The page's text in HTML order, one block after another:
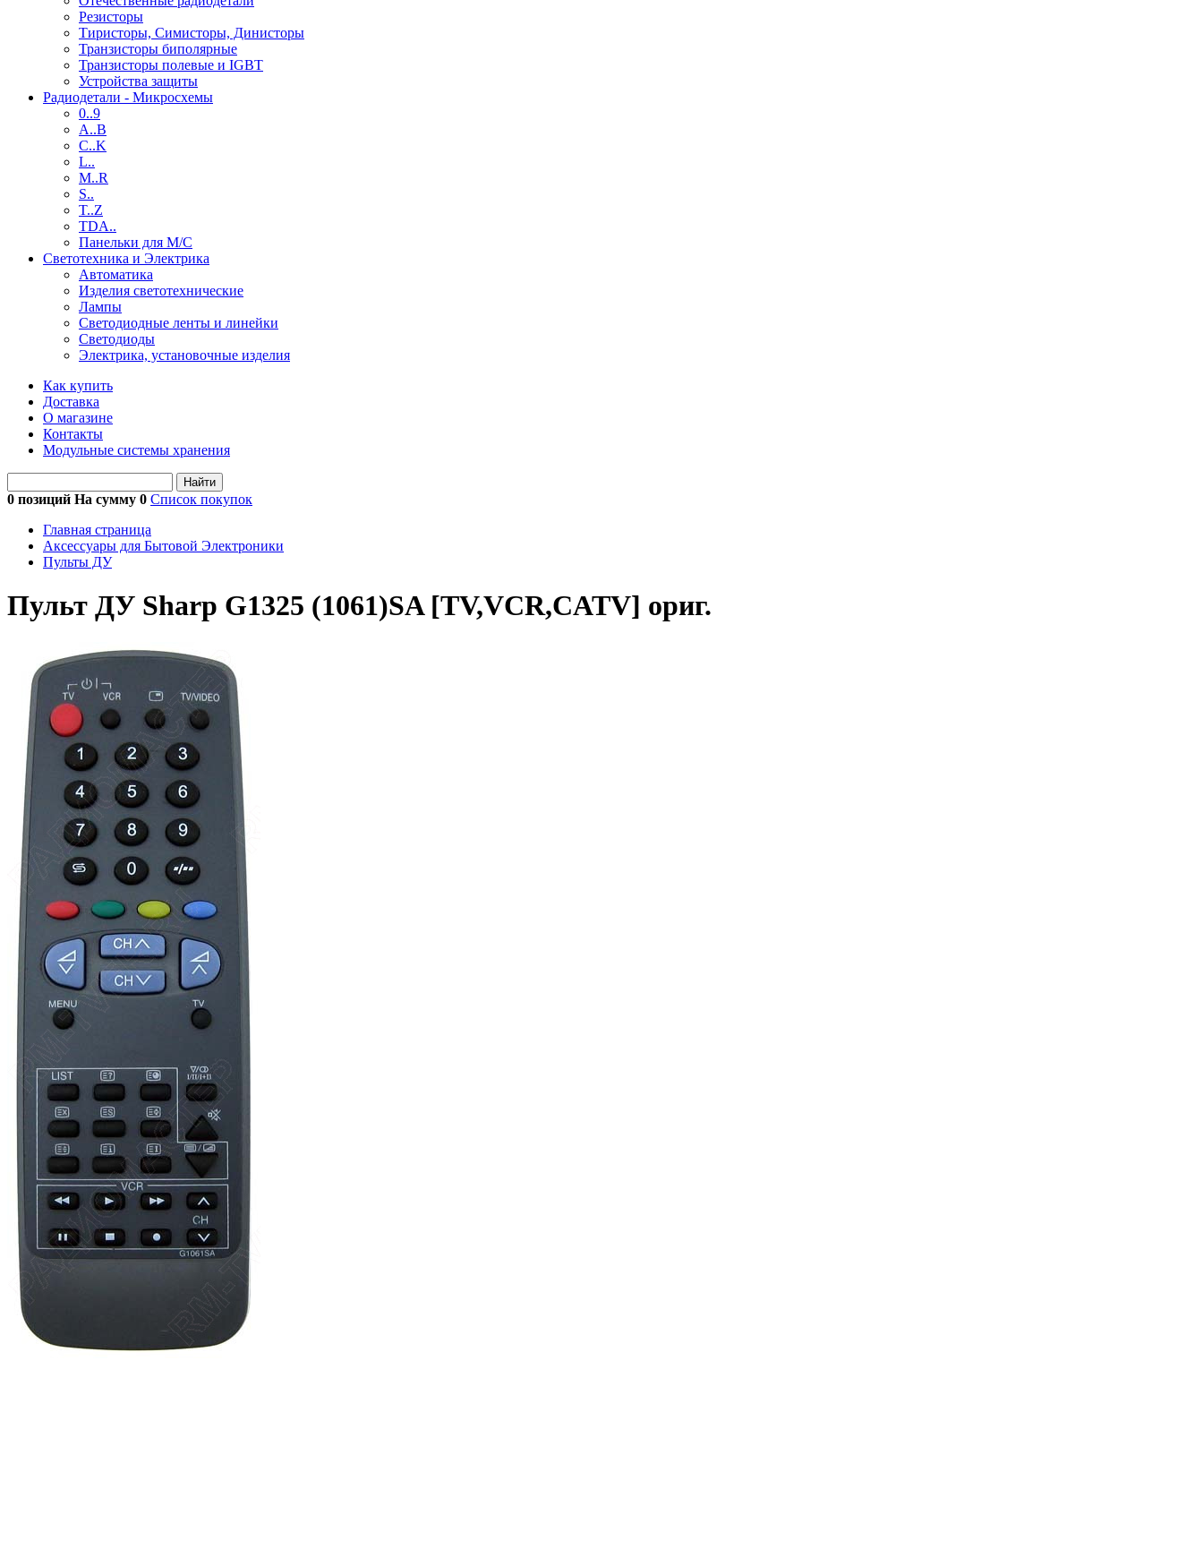
Резисторы
Тиристоры, Симисторы, Динисторы
Транзисторы биполярные
Транзисторы полевые и IGBT
Устройства защиты
Радиодетали - Микросхемы
0..9
A..B
C..K
L..
M..R
S..
T..Z
TDA..
Панельки для М/С
Светотехника и Электрика
Автоматика
Изделия светотехнические
Лампы
Светодиодные ленты и линейки
Светодиоды
Электрика, установочные изделия
Как купить
Доставка
О магазине
Контакты
Модульные системы хранения
Найти
0 позиций На сумму 0 Список покупок
Главная страница
Аксессуары для Бытовой Электроники
Пульты ДУ
Пульт ДУ Sharp G1325 (1061)SA [TV,VCR,CATV] ориг.